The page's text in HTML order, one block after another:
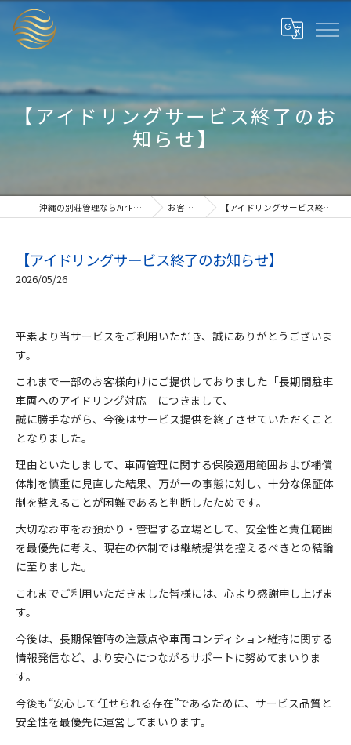
【アイドリングサービス終了のお
知らせ】
沖縄の別荘管理ならAir Fresh Okinawa お客様の声 【アイドリングサービス終了のお知らせ】
【アイドリングサービス終了のお知らせ】
2026/05/26
平素より当サービスをご利用いただき、誠にありがとうございま
す。
これまで一部のお客様向けにご提供しておりました「長期間駐車
車両へのアイドリング対応」につきまして、
誠に勝手ながら、今後はサービス提供を終了させていただくこと
となりました。
理由といたしまして、車両管理に関する保険適用範囲および補償
体制を慎重に見直した結果、万が一の事態に対し、十分な保証体
制を整えることが困難であると判断したためです。
大切なお車をお預かり・管理する立場として、安全性と責任範囲
を最優先に考え、現在の体制では継続提供を控えるべきとの結論
に至りました。
これまでご利用いただきました皆様には、心より感謝申し上げま
す。
今後は、長期保管時の注意点や車両コンディション維持に関する
情報発信など、より安心につながるサポートに努めてまいりま
す。
今後も“安心して任せられる存在”であるために、サービス品質と
安全性を最優先に運営してまいります。